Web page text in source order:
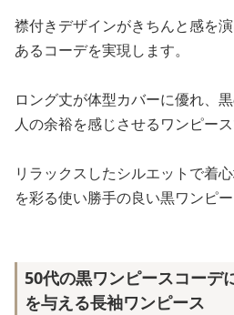
襟付きデザインがきちんと感を
あるコーデを実現します。
ロング丈が体型カバーに優れ、
人の余裕を感じさせるワンピース
リラックスしたシルエットで着
を彩る使い勝手の良い黒ワンピー
50代の黒ワンピースコーデ
を与える長袖ワンピース